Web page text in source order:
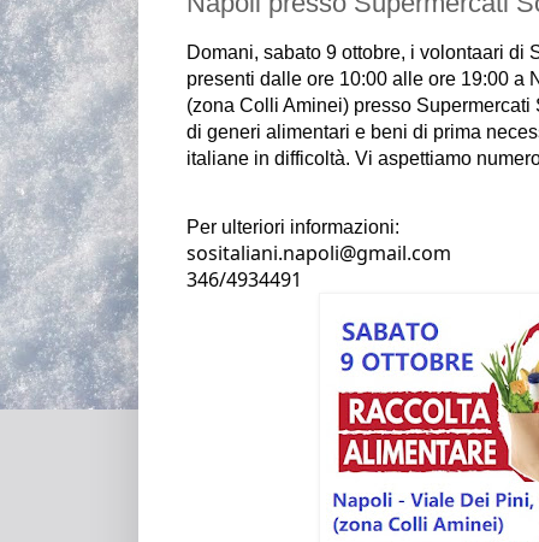
Domani, sabato 9 ottobre, i volontaari di
presenti dalle ore 10:00 alle ore 19:00 a
(zona Colli Aminei) presso
di generi alimentari e beni di prima
italiane in difficoltà. Vi aspettiamo
Per ulteriori informazioni:
sositaliani.napoli@gmail.com